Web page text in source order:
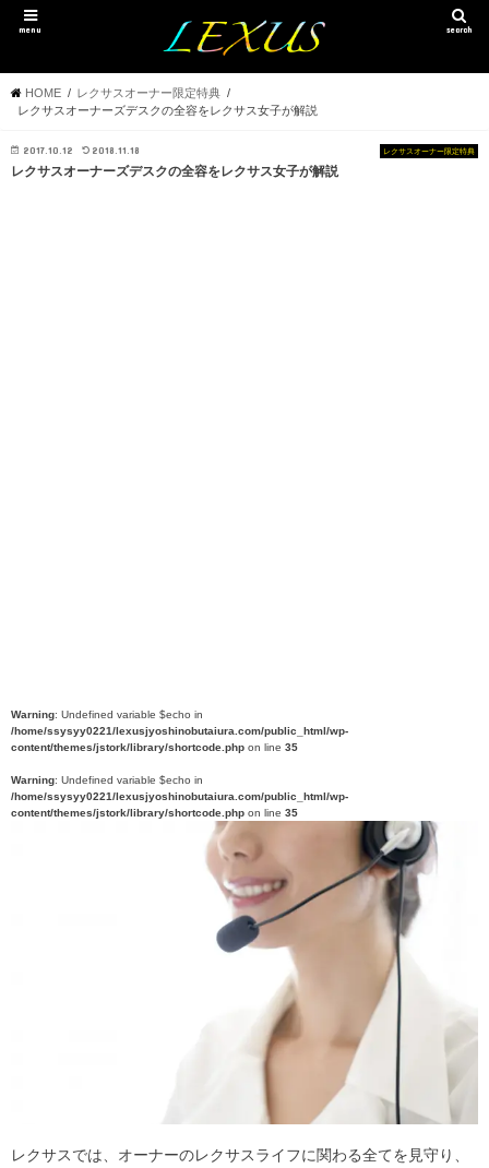
search
menu
HOME
レクサスオーナー限定特典
レクサスオーナーズデスクの全容をレクサス女子が解説
レクサスオーナー限定特典
2017.10.12 2018.11.18
レクサスオーナーズデスクの全容をレクサス女子が解説
Warning: Undefined variable $echo in
/home/ssysyy0221/lexusjyoshinobutaiura.com/public_html/wp-
content/themes/jstork/library/shortcode.php on line35
Warning: Undefined variable $echo in
/home/ssysyy0221/lexusjyoshinobutaiura.com/public_html/wp-
content/themes/jstork/library/shortcode.php on line35
レクサスでは、オーナーのレクサスライフに関わる全てを見守り、